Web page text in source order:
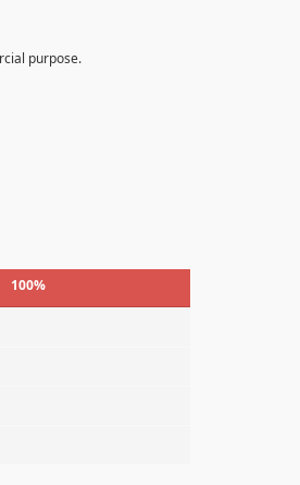
purpose.
100%